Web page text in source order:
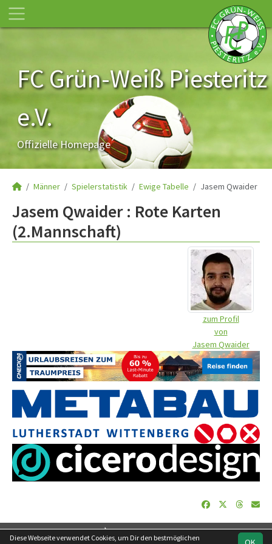
FC Grün-Weiß Piesteritz
e.V.
Offizielle Homepage
Männer Spielerstatistik Ewige Tabelle Jasem Qwaider
Jasem Qwaider : Rote Karten
(2.Mannschaft)
zum Profil
von
Jasem Qwaider
soccero.de
Diese Webseite verwendet Cookies, um Dir den bestmöglichen